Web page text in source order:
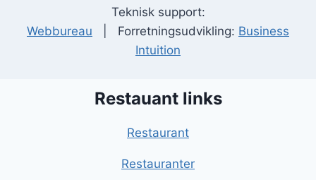
Teknisk support:
Webbureau | Forretningsudvikling: Business
Intuition
Restauant links
Restaurant
Restauranter